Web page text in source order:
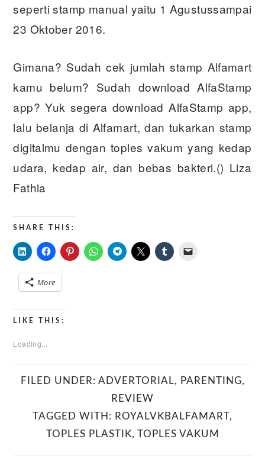
seperti stamp manual yaitu 1 Agustussampai
23 Oktober 2016.
Gimana? Sudah cek jumlah stamp Alfamart
kamu belum? Sudah download AlfaStamp
app? Yuk segera download AlfaStamp app,
lalu belanja di Alfamart, dan tukarkan stamp
digitalmu dengan toples vakum yang kedap
udara, kedap air, dan bebas bakteri.() Liza
Fathia
SHARE THIS:
More
LIKE THIS:
Loading...
FILED UNDER: ADVERTORIAL, PARENTING,
REVIEW
TAGGED WITH: ROYALVKBALFAMART,
TOPLES PLASTIK, TOPLES VAKUM